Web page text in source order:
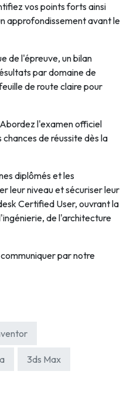
vos points forts ainsi
approfondissement avant le
de l'épreuve, un bilan
par domaine de
de route claire pour
l'examen officiel
de réussite dès la
diplômés et les
leur niveau et sécuriser leur
Certified User, ouvrant la
de l'architecture
par notre
3ds Max